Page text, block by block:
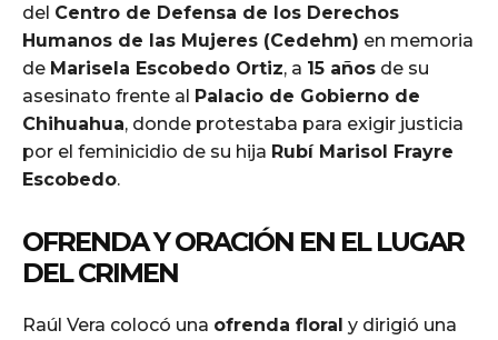
del Centro de Defensa de los Derechos
Humanos de las Mujeres (Cedehm) en memoria
de Marisela Escobedo Ortiz, a 15 años de su
asesinato frente al Palacio de Gobierno de
Chihuahua, donde protestaba para exigir justicia
por el feminicidio de su hija Rubí Marisol Frayre
Escobedo.
OFRENDA Y ORACIÓN EN EL LUGAR
DEL CRIMEN
Raúl Vera colocó una ofrenda floral y dirigió una